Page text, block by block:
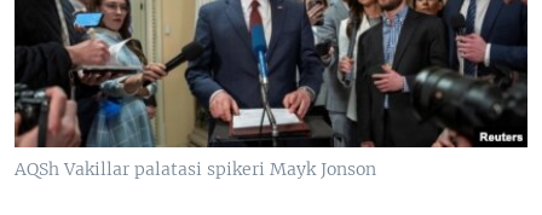
VIDEO
XABARLAR SURATLARDA
ODNOKLASSNIKI
TELEGRAM
TWITTER
SOUNDCLOUD
VOA
AQSh Vakillar palatasi spikeri Mayk Jonson